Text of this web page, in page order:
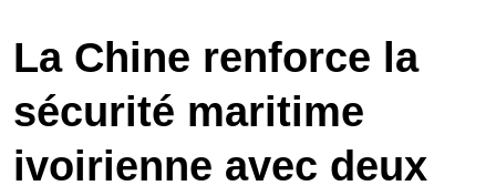
La Chine renforce la
sécurité maritime
ivoirienne avec deux